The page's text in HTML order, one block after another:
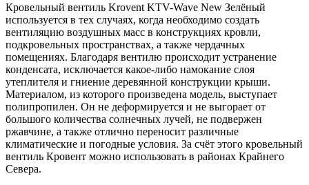
Кровельный вентиль Krovent KTV-Wave New Зелёный
используется в тех случаях, когда необходимо создать
вентиляцию воздушных масс в конструкциях кровли,
подкровельных пространствах, а также чердачных
помещениях. Благодаря вентилю происходит устранение
конденсата, исключается какое-либо намокание слоя
утеплителя и гниение деревянной конструкции крыши.
Материалом, из которого произведена модель, выступает
полипропилен. Он не деформируется и не выгорает от
большого количества солнечных лучей, не подвержен
ржавчине, а также отлично переносит различные
климатические и погодные условия. За счёт этого кровельный
вентиль Кровент можно использовать в районах Крайнего
Севера.